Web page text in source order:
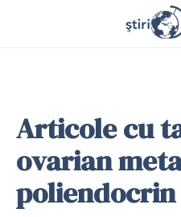
Articole cu
ovarian
poliendocrin